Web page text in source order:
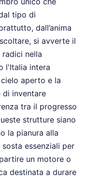
tipo di
dall’anima
si avverte il
nella
l'Italia intera
aperto e la
di inventare
tra il progresso
strutture siano
la pianura alla
essenziali per
un motore o
destinata a durare